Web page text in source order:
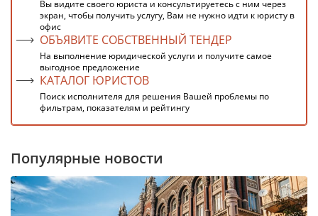
Вы видите своего юриста и консультируетесь с ним через
экран, чтобы получить услугу, Вам не нужно идти к юристу в
офис
ОБЪЯВИТЕ СОБСТВЕННЫЙ ТЕНДЕР
На выполнение юридической услуги и получите самое
выгодное предложение
КАТАЛОГ ЮРИСТОВ
Поиск исполнителя для решения Вашей проблемы по
фильтрам, показателям и рейтингу
Популярные новости